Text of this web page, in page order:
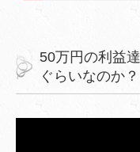
50万円の利益
ぐらいなのか？